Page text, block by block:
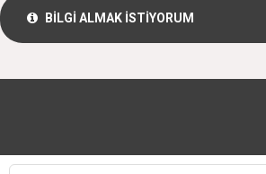
BİLGİ ALMAK İSTİYORUM